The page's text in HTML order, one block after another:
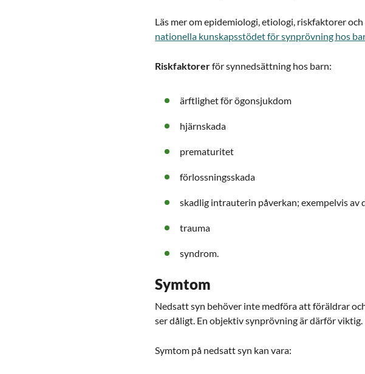
Läs mer om epidemiologi, etiologi, riskfaktorer
nationella kunskapsstödet för synprövning hos
Riskfaktorerför synnedsättning hos barn:
ärftlighet för ögonsjukdom
hjärnskada
prematuritet
förlossningsskada
skadlig intrauterin påverkan; exempelvis av
trauma
syndrom.
Symtom
Nedsatt syn behöver inte medföra att föräldrar
ser dåligt. En objektiv synprövning är därför viktig.
Symtom på nedsatt syn kan vara: